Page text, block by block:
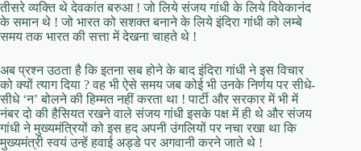
तीसरे व्यक्ति थे देवकांत बरुआ ! जो लिये संजय गांधी के लिये विवेकानंद
के समान थे ! जो भारत को सशक्त बनाने के लिये इंदिरा गांधी को लम्बे
समय तक भारत की सत्ता में देखना चाहते थे !
अब प्रश्न उठता है कि इतना सब होने के बाद इंदिरा गांधी ने इस विचार
को क्यों त्याग दिया ? वह भी ऐसे समय जब कोई भी उनके निर्णय पर सीधे-
सीधे ‘न’ बोलने की हिम्मत नहीं करता था ! पार्टी और सरकार में भी में
नंबर दो की हैसियत रखने वाले संजय गांधी इसके पक्ष में ही थे और संजय
गांधी ने मुख्यमंत्रियों को इस हद अपनी उंगलियों पर नचा रखा था कि
मुख्यमंत्री स्वयं उन्हें हवाई अड्डे पर अगवानी करने जाते थे !